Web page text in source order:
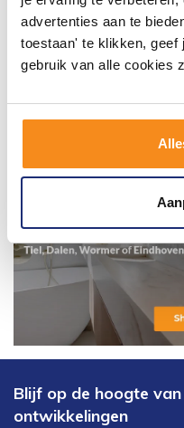
advertenties aan te
toestaan' te klikken, geef
gebruik van alle cookies
Blijf op de hoogte
ontwikkelingen